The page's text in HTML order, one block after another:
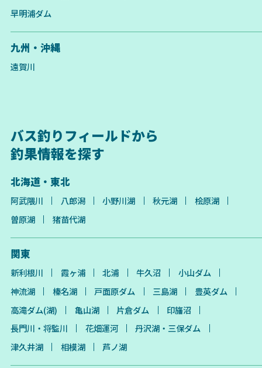
早明浦ダム
九州・沖縄
遠賀川
バス釣りフィールドから
釣果情報を探す
北海道・東北
阿武隈川 八郎潟 小野川湖 秋元湖
桧原湖
曽原湖
猪苗代湖
関東
新利根川 霞ヶ浦 北浦 牛久沼
小山ダム
神流湖
榛名湖 戸面原ダム 三島湖
豊英ダム
高滝ダム(湖)
亀山湖 片倉ダム
印旛沼
長門川・将監川
花畑運河
丹沢湖・三保ダム
津久井湖
相模湖 芦ノ湖